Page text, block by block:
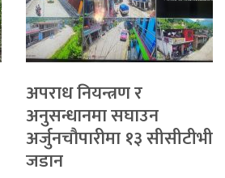
अपराध नियन्त्रण र
अनुसन्धानमा सघाउन
अर्जुनचौपारीमा १३ सीसीटीभी
जडान